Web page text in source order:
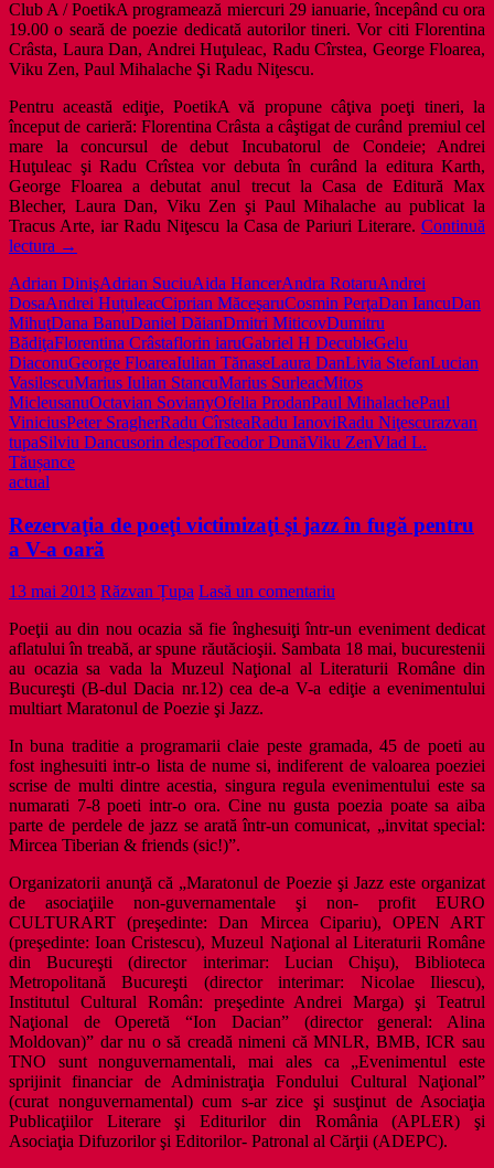
Club A / PoetikA programează miercuri 29 ianuarie, începând cu ora
19.00 o seară de poezie dedicată autorilor tineri. Vor citi Florentina
Crâsta, Laura Dan, Andrei Huţuleac, Radu Cîrstea, George Floarea,
Viku Zen, Paul Mihalache Şi Radu Niţescu.
Pentru această ediţie, PoetikA vă propune câţiva poeţi tineri, la
început de carieră: Florentina Crâsta a câştigat de curând premiul cel
mare la concursul de debut Incubatorul de Condeie; Andrei
Huţuleac şi Radu Crîstea vor debuta în curând la editura Karth,
George Floarea a debutat anul trecut la Casa de Editură Max
Blecher, Laura Dan, Viku Zen şi Paul Mihalache au publicat la
Tracus Arte, iar Radu Niţescu la Casa de Pariuri Literare. Continuă
lectura Poezie
în
Club
A
→
Adrian DinişAdrian SuciuAida HancerAndra RotaruAndrei
DosaAndrei HuțuleacCiprian MăceşaruCosmin PerţaDan IancuDan
MihuţDana BanuDaniel DăianDmitri MiticovDumitru
BădiţaFlorentina Crâstaflorin iaruGabriel H DecubleGelu
DiaconuGeorge FloareaIulian TănaseLaura DanLivia StefanLucian
VasilescuMarius Iulian StancuMarius SurleacMitos
MicleusanuOctavian SovianyOfelia ProdanPaul MihalachePaul
ViniciusPeter SragherRadu CîrsteaRadu IanoviRadu Niţescurazvan
tupaSilviu Dancusorin despotTeodor DunăViku ZenVlad L.
Tăușance
actual
Rezervaţia de poeţi victimizaţi şi jazz în fugă pentru
a V-a oară
13 mai 2013 Răzvan Țupa Lasă un comentariu
Poeţii au din nou ocazia să fie înghesuiţi într-un eveniment dedicat
aflatului în treabă, ar spune răutăcioşii. Sambata 18 mai, bucurestenii
au ocazia sa vada la Muzeul Naţional al Literaturii Române din
Bucureşti (B-dul Dacia nr.12) cea de-a V-a ediţie a evenimentului
multiart Maratonul de Poezie şi Jazz.
In buna traditie a programarii claie peste gramada, 45 de poeti au
fost inghesuiti intr-o lista de nume si, indiferent de valoarea poeziei
scrise de multi dintre acestia, singura regula evenimentului este sa
numarati 7-8 poeti intr-o ora. Cine nu gusta poezia poate sa aiba
parte de perdele de jazz se arată într-un comunicat, „invitat special:
Mircea Tiberian & friends (sic!)”.
Organizatorii anunţă că „Maratonul de Poezie şi Jazz este organizat
de asociaţiile non-guvernamentale şi non- profit EURO
CULTURART (preşedinte: Dan Mircea Cipariu), OPEN ART
(preşedinte: Ioan Cristescu), Muzeul Naţional al Literaturii Române
din Bucureşti (director interimar: Lucian Chişu), Biblioteca
Metropolitană Bucureşti (director interimar: Nicolae Iliescu),
Institutul Cultural Român: preşedinte Andrei Marga) şi Teatrul
Naţional de Operetă “Ion Dacian” (director general: Alina
Moldovan)” dar nu o să creadă nimeni că MNLR, BMB, ICR sau
TNO sunt nonguvernamentali, mai ales ca „Evenimentul este
sprijinit financiar de Administraţia Fondului Cultural Naţional”
(curat nonguvernamental) cum s-ar zice şi susţinut de Asociaţia
Publicaţiilor Literare şi Editurilor din România (APLER) şi
Asociaţia Difuzorilor şi Editorilor- Patronal al Cărţii (ADEPC).